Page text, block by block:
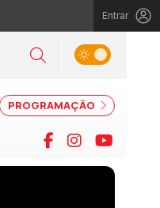
Entrar
Pesquisar
Alternar tema
PROGRAMAÇÃO
Facebook
Instagram